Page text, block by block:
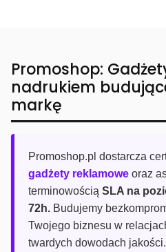
Promoshop:
nadrukiem
markę
Promoshop.pl dostarcza
gadżety reklamowe oraz
terminowością SLA na
72h. Budujemy
Twojego biznesu w
twardych dowodach